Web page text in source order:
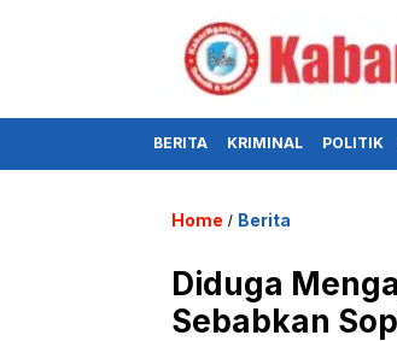
BERITA KRIMINAL POLITIK
Home / Berita
Diduga
Sebabkan